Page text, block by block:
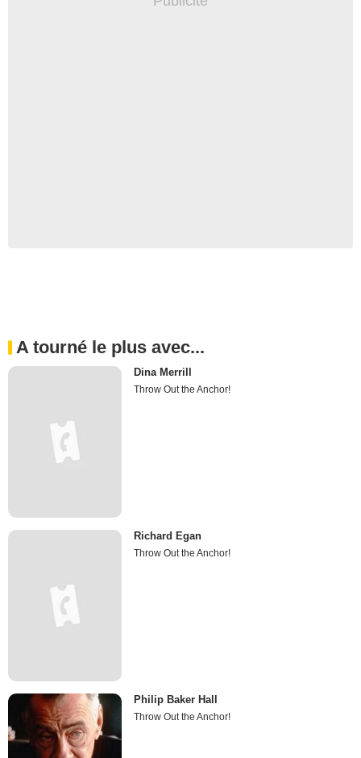
A tourné le plus avec...
Dina Merrill
Throw Out the Anchor!
Richard Egan
Throw Out the Anchor!
Philip Baker Hall
Throw Out the Anchor!